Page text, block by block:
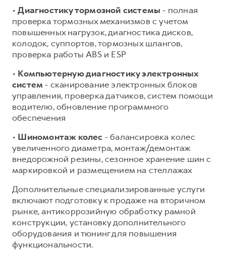
•Диагностику тормозной системы - полная
проверка тормозных механизмов с учетом
повышенных нагрузок, диагностика дисков,
колодок, суппортов, тормозных шлангов,
проверка работы ABS и ESP
• Компьютерную диагностику электронных
систем- сканирование электронных блоков
управления, проверка датчиков, систем помощи
водителю, обновление программного
обеспечения
• Шиномонтаж колес - балансировка колес
увеличенного диаметра, монтаж/демонтаж
внедорожной резины, сезонное хранение шин с
маркировкой и размещением на стеллажах
Дополнительные специализированные услуги
включают подготовку к продаже на вторичном
рынке, антикоррозийную обработку рамной
конструкции, установку дополнительного
оборудования и тюнинг для повышения
функциональности.